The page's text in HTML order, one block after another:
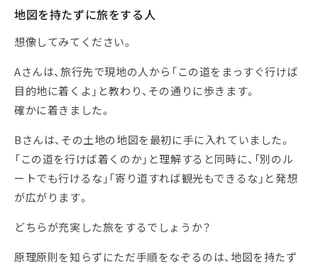
地図を持たずに旅をする人
想像してみてください。
Aさんは、旅行先で現地の人から「この道をまっすぐ行けば
目的地に着くよ」と教わり、その通りに歩きます。
確かに着きました。
Bさんは、その土地の地図を最初に手に入れていました。
「この道を行けば着くのか」と理解すると同時に、「別のル
ートでも行けるな」「寄り道すれば観光もできるな」と発想
が広がります。
どちらが充実した旅をするでしょうか？
原理原則を知らずにただ手順をなぞるのは、地図を持たず